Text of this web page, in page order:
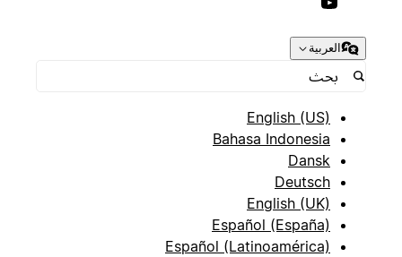
العربية
English (US)
Bahasa Indonesia
Dansk
Deutsch
English (UK)
Español (España)
Español (Latinoamérica)